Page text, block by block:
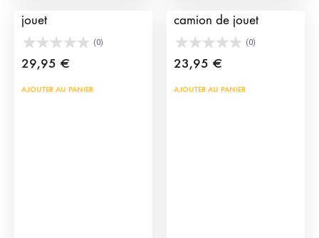
jouet
(0)
29,95 €
AJOUTER AU PANIER
camion de jouet
(0)
23,95 €
AJOUTER AU PANIER